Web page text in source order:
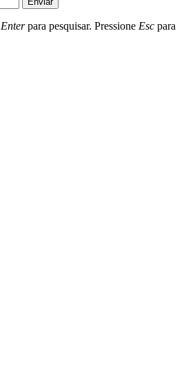
Enterpara pesquisar. Pressione Esc para